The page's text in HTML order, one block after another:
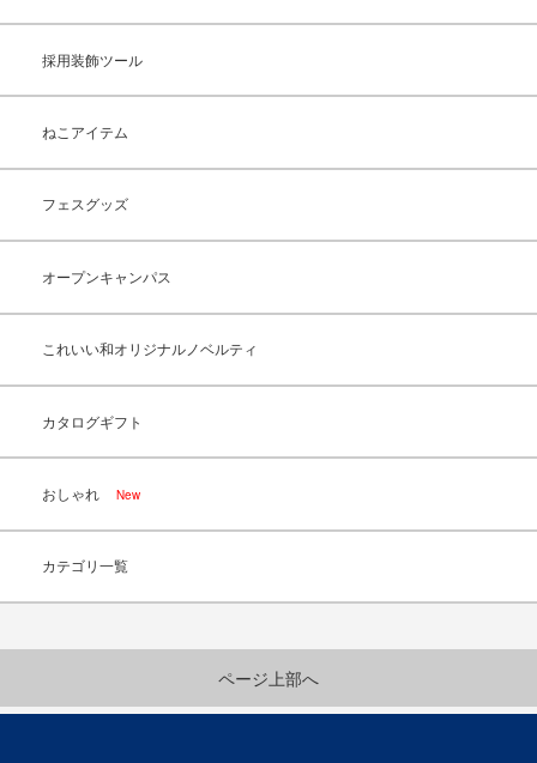
採用装飾ツール
ねこアイテム
フェスグッズ
オープンキャンパス
これいい和オリジナルノベルティ
カタログギフト
おしゃれ New
カテゴリ一覧
ページ上部へ